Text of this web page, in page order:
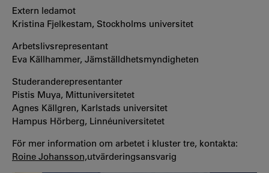
Extern ledamot
Kristina Fjelkestam, Stockholms universitet
Arbetslivsrepresentant
Eva Källhammer, Jämställdhetsmyndigheten
Studeranderepresentanter
Pistis Muya, Mittuniversitetet
Agnes Källgren, Karlstads universitet
Hampus Hörberg, Linnéuniversitetet
För mer information om arbetet i kluster tre, kontakta:
Roine Johansson,utvärderingsansvarig